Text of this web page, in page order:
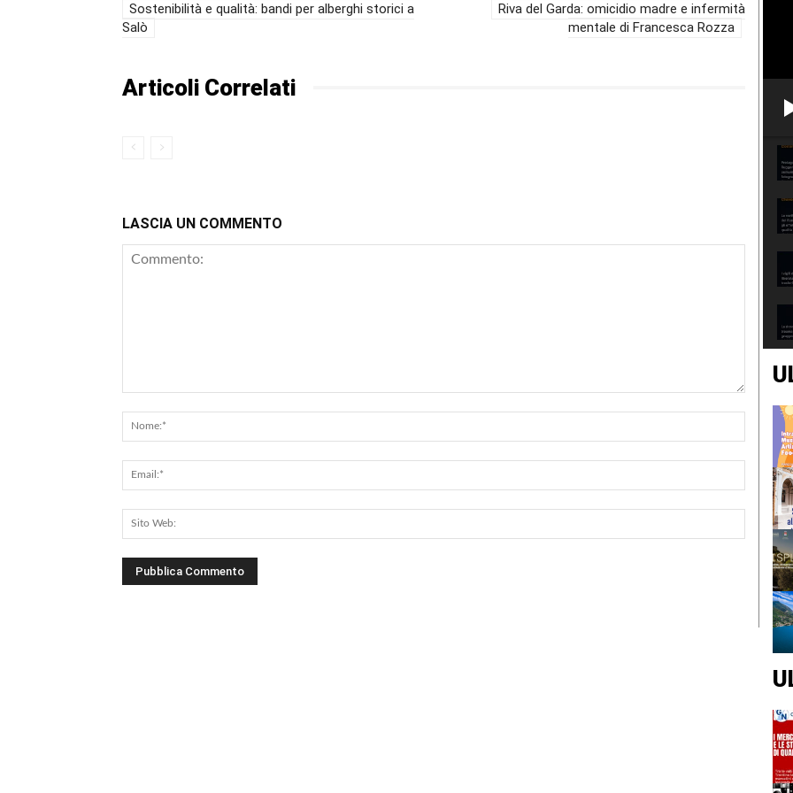
Sostenibilità e qualità: bandi per alberghi storici a
Salò
Riva del Garda: omicidio madre e infermità
mentale di Francesca Rozza
Articoli Correlati
LASCIA UN COMMENTO
Nome:*
Email:*
Web: